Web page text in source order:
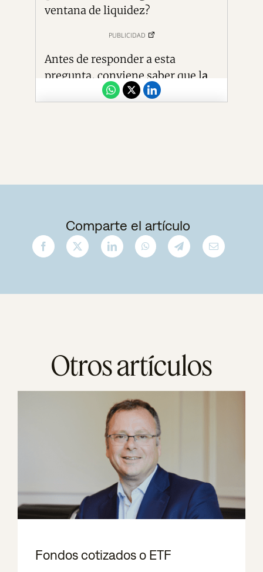
Comparte el artículo
Otros artículos
Fondos cotizados o ETF